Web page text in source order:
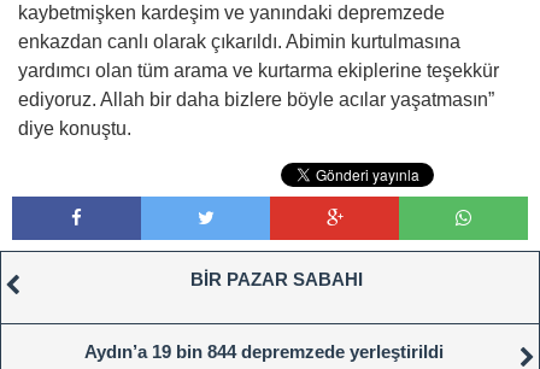
kaybetmişken kardeşim ve yanındaki depremzede
enkazdan canlı olarak çıkarıldı. Abimin kurtulmasına
yardımcı olan tüm arama ve kurtarma ekiplerine teşekkür
ediyoruz. Allah bir daha bizlere böyle acılar yaşatmasın”
diye konuştu.
BİR PAZAR SABAHI
Aydın’a 19 bin 844 depremzede yerleştirildi